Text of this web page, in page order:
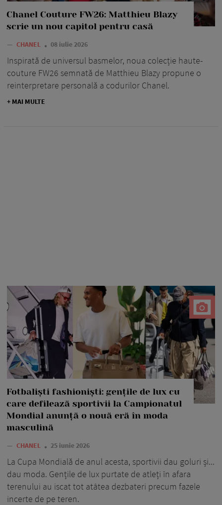
Chanel Couture FW26: Matthieu Blazy
scrie un nou capitol pentru casă
— CHANEL 08 iulie 2026
Inspirată de universul basmelor, noua colecție haute-
couture FW26 semnată de Matthieu Blazy propune o
reinterpretare personală a codurilor Chanel.
+ MAI MULTE
Fotbaliști fashioniști: gențile de lux cu
care defilează sportivii la Campionatul
Mondial anunță o nouă eră în moda
masculină
— CHANEL 25 iunie 2026
La Cupa Mondială de anul acesta, sportivii dau goluri și...
dau moda. Gențile de lux purtate de atleți în afara
terenului au iscat tot atâtea dezbateri precum fazele
incerte de pe teren.